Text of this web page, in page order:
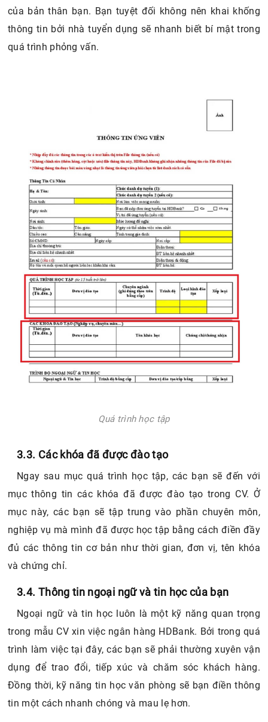
của bản thân bạn. Bạn tuyệt đối không nên khai khống
thông tin bởi nhà tuyển dụng sẽ nhanh biết bí mật trong
quá trình phỏng vấn.
Quá trình học tập
3.3. Các khóa đã được đào tạo
Ngay sau mục quá trình học tập, các bạn sẽ đến với
mục thông tin các khóa đã được đào tạo trong CV. Ở
mục này, các bạn sẽ tập trung vào phần chuyên môn,
nghiệp vụ mà mình đã được học tập bằng cách điền đầy
đủ các thông tin cơ bản như thời gian, đơn vị, tên khóa
và chứng chỉ.
3.4. Thông tin ngoại ngữ và tin học của bạn
Ngoại ngữ và tin học luôn là một kỹ năng quan trọng
trong mẫu CV xin việc ngân hàng HDBank. Bởi trong quá
trình làm việc tại đây, các bạn sẽ phải thường xuyên vận
dụng để trao đổi, tiếp xúc và chăm sóc khách hàng.
Đồng thời, kỹ năng tin học văn phòng sẽ bạn điền thông
tin một cách nhanh chóng và mau lẹ hơn.